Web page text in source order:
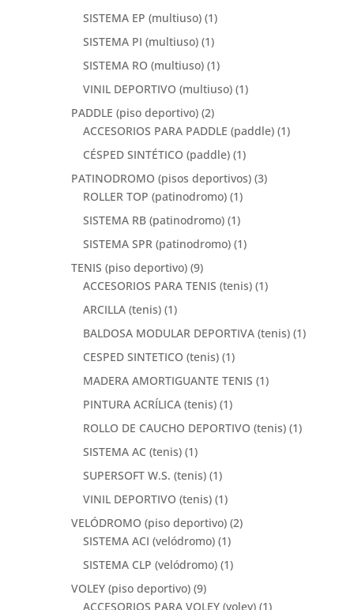
SISTEMA EP (multiuso) (1)
SISTEMA PI (multiuso) (1)
SISTEMA RO (multiuso) (1)
VINIL DEPORTIVO (multiuso) (1)
PADDLE (piso deportivo) (2)
ACCESORIOS PARA PADDLE (paddle) (1)
CÉSPED SINTÉTICO (paddle) (1)
PATINODROMO (pisos deportivos) (3)
ROLLER TOP (patinodromo) (1)
SISTEMA RB (patinodromo) (1)
SISTEMA SPR (patinodromo) (1)
TENIS (piso deportivo) (9)
ACCESORIOS PARA TENIS (tenis) (1)
ARCILLA (tenis) (1)
BALDOSA MODULAR DEPORTIVA (tenis) (1)
CESPED SINTETICO (tenis) (1)
MADERA AMORTIGUANTE TENIS (1)
PINTURA ACRÍLICA (tenis) (1)
ROLLO DE CAUCHO DEPORTIVO (tenis) (1)
SISTEMA AC (tenis) (1)
SUPERSOFT W.S. (tenis) (1)
VINIL DEPORTIVO (tenis) (1)
VELÓDROMO (piso deportivo) (2)
SISTEMA ACI (velódromo) (1)
SISTEMA CLP (velódromo) (1)
VOLEY (piso deportivo) (9)
ACCESORIOS PARA VOLEY (voley) (1)